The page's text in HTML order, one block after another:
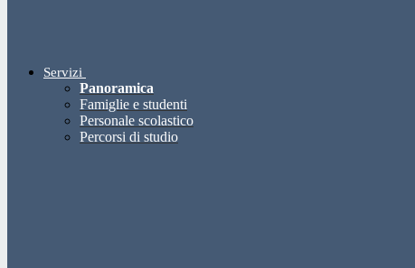
Servizi
Panoramica
Famiglie e studenti
Personale scolastico
Percorsi di studio